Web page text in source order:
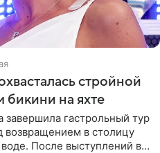
стройной
на яхте
завершила гастрольный тур
в столицу
После выступлений в